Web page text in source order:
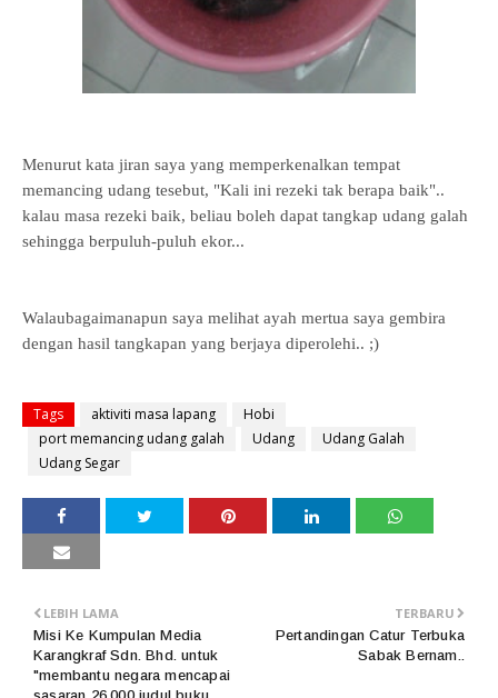
Menurut kata jiran saya yang memperkenalkan tempat
memancing udang tesebut, "Kali ini rezeki tak berapa baik"..
kalau masa rezeki baik, beliau boleh dapat tangkap udang galah
sehingga berpuluh-puluh ekor...
Walaubagaimanapun saya melihat ayah mertua saya gembira
dengan hasil tangkapan yang berjaya diperolehi.. ;)
Tags aktiviti masa lapang
Hobi
port memancing udang galah
Udang
Udang Galah
Udang Segar
TERBARU
Pertandingan Catur Terbuka
Sabak Bernam..
LEBIH LAMA
Misi Ke Kumpulan Media
Karangkraf Sdn. Bhd. untuk
"membantu negara mencapai